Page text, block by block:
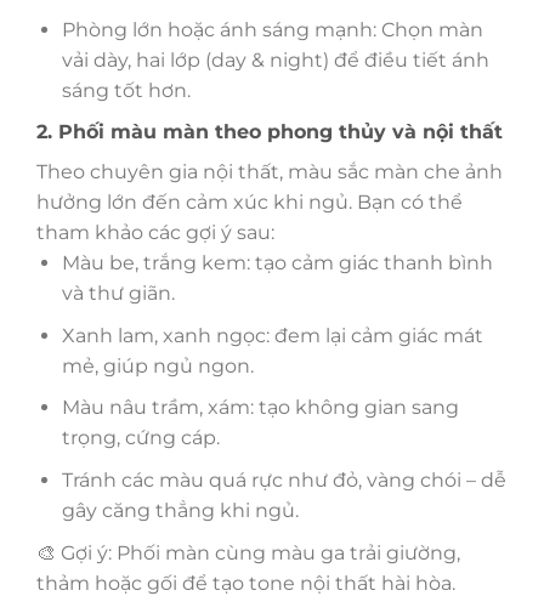
Phòng lớn hoặc ánh sáng mạnh: Chọn màn
vải dày, hai lớp (day & night) để điều tiết ánh
sáng tốt hơn.
2. Phối màu màn theo phong thủy và nội thất
Theo chuyên gia nội thất, màu sắc màn che ảnh
hưởng lớn đến cảm xúc khi ngủ. Bạn có thể
tham khảo các gợi ý sau:
Màu be, trắng kem: tạo cảm giác thanh bình
và thư giãn.
Xanh lam, xanh ngọc: đem lại cảm giác mát
mẻ, giúp ngủ ngon.
Màu nâu trầm, xám: tạo không gian sang
trọng, cứng cáp.
Tránh các màu quá rực như đỏ, vàng chói – dễ
gây căng thẳng khi ngủ.
🎨 Gợi ý: Phối màn cùng màu ga trải giường,
thảm hoặc gối để tạo tone nội thất hài hòa.